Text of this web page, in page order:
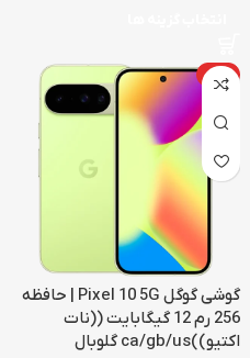
داغ
گوشی گوگل Pixel 10 5G | حافظه
256 رم 12 گیگابایت ((نات
اکتیو))ca/gb/us گلوبال